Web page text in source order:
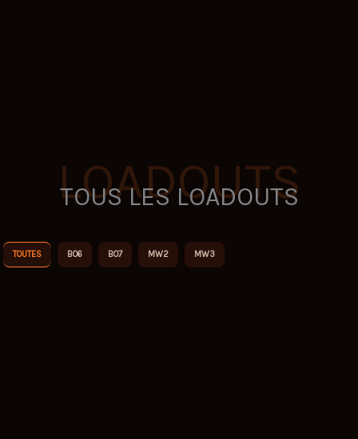
LOADOUTS
TOUS LES LOADOUTS
TOUTES BO6 BO7 MW2 MW3